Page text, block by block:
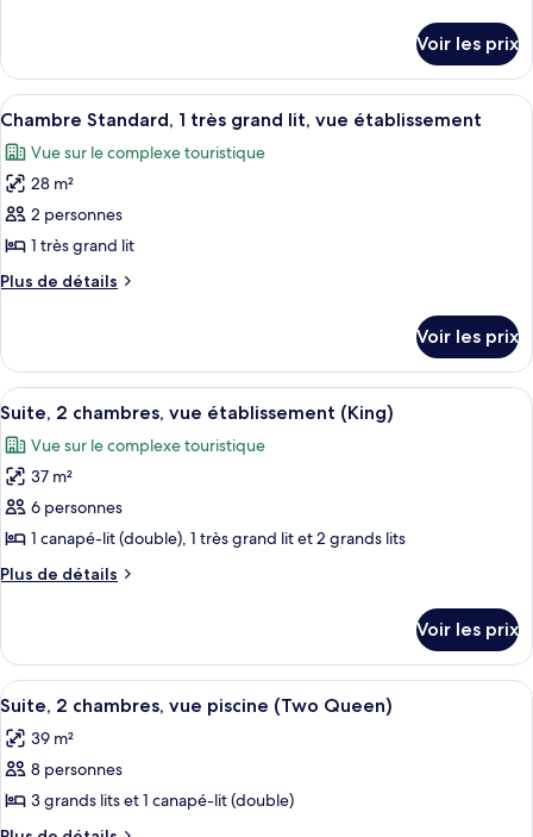
1
chambre,
accessible
aux
personnes
à
mobilité
réduite,
vue
Queen)
le
type
de
Suite,
accessible
aux
à
établissement
(Two
Queen)
Voir les prix
Afficher
toutes
les
photos
pour
ce
type
de
Chambre
Standard,
1
très
grand
lit,
vue
établissement
Une chambre d’hôtel avec un
3
Chambre Standard, 1 très grand lit, vue établissement
Vue sur le complexe touristique
28 m²
2 personnes
1 très grand lit
Plus de détails
Plus
le
type
de
Chambre
Standard,
très
grand
vue
Voir les prix
Afficher
toutes
les
photos
pour
ce
type
de
Suite,
2
chambres,
vue
établissement
(King)
Un salon moderne comprenant un
7
Suite, 2 chambres, vue établissement (King)
Vue sur le complexe touristique
37 m²
6 personnes
1 canapé-lit (double), 1 très grand lit et 2 grands lits
Plus de détails
Plus
le
type
de
Suite,
2
vue
établissement
Voir les prix
Afficher
toutes
les
photos
pour
ce
Une chambre d’hôtel avec un
7
Suite, 2 chambres, vue piscine (Two Queen)
39 m²
8 personnes
3 grands lits et 1 canapé-lit (double)